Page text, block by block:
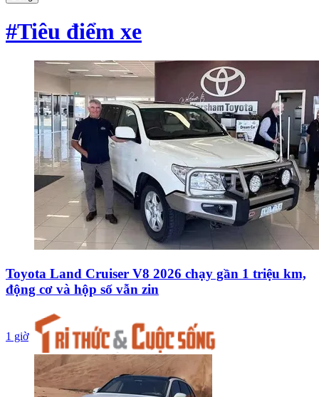
#Tiêu điểm xe
Toyota Land Cruiser V8 2026 chạy gần 1 triệu km,
động cơ và hộp số vẫn zin
1 giờ